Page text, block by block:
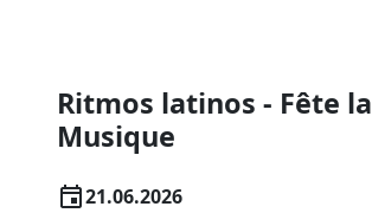
Ritmos latinos - Fête la
Musique
21.06.2026